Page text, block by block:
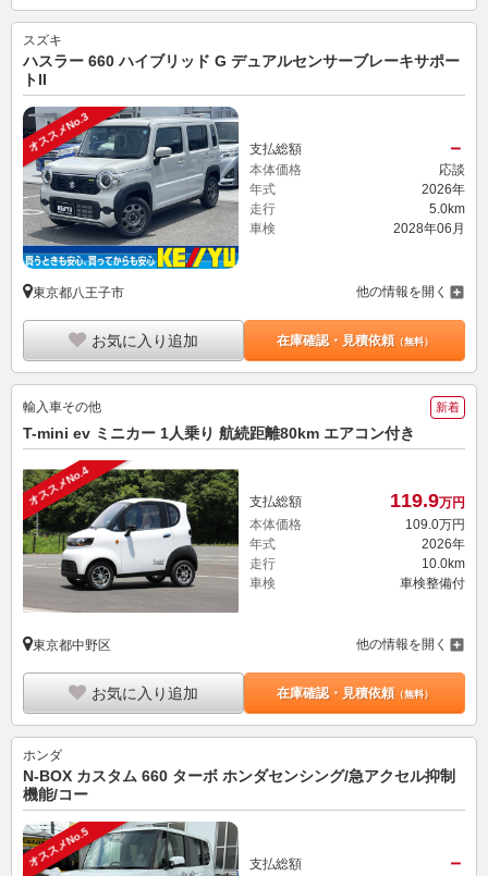
スズキ
ハスラー 660 ハイブリッド G デュアルセンサーブレーキサポー
トII
オススメNo.3 支払総額 －
本体価格
応談
年式
2026年
走行
5.0km
車検
2028年06月
東京都八王子市 他の情報を開く
お気に入り追加 在庫確認・見積依頼（無料）
輸入車その他 新着
T-mini ev ミニカー 1人乗り 航続距離80km エアコン付き
オススメNo.4 支払総額 119.9万円
本体価格
109. 0万円
年式
2026年
走行
10.0km
車検
車検整備付
東京都中野区 他の情報を開く
お気に入り追加 在庫確認・見積依頼（無料）
ホンダ
N-BOX カスタム 660 ターボ ホンダセンシング/急アクセル抑制
機能/コー
オススメNo.5 支払総額 －